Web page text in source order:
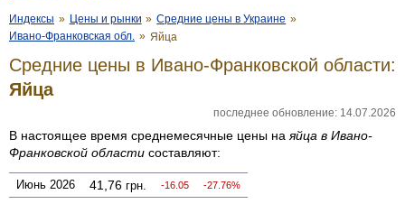
Индексы » Цены и рынки » Средние цены в Украине »
Ивано-Франковская обл. » Яйца
Средние цены в Ивано-Франковской области:
Яйца
последнее обновление: 14.07.2026
В настоящее время среднемесячные цены на яйца в Ивано-
Франковской области составляют:
Июнь 2026 41,76 грн. -16.05 -27.76%